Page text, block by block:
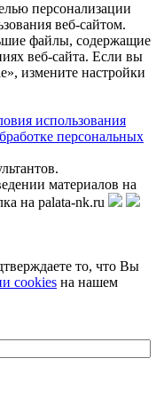
персонализации
веб-сайтом.
файлы, содержащие
веб-сайта. Если вы
измените настройки
использования
персональных
материалов на
на palata-nk.ru
то, что Вы
cookies на нашем